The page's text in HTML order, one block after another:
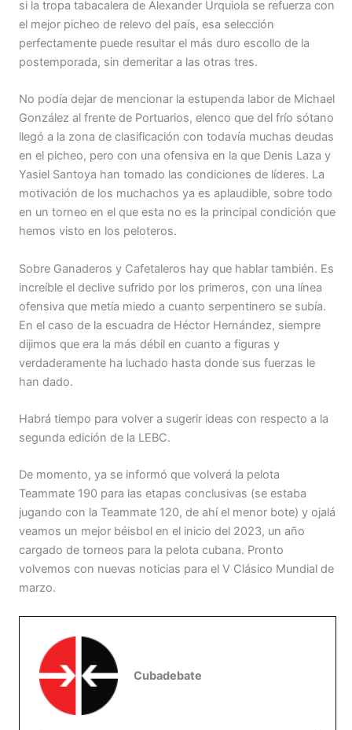
si la tropa tabacalera de Alexander Urquiola se refuerza con
el mejor picheo de relevo del país, esa selección
perfectamente puede resultar el más duro escollo de la
postemporada, sin demeritar a las otras tres.
No podía dejar de mencionar la estupenda labor de Michael
González al frente de Portuarios, elenco que del frío sótano
llegó a la zona de clasificación con todavía muchas deudas
en el picheo, pero con una ofensiva en la que Denis Laza y
Yasiel Santoya han tomado las condiciones de líderes. La
motivación de los muchachos ya es aplaudible, sobre todo
en un torneo en el que esta no es la principal condición que
hemos visto en los peloteros.
Sobre Ganaderos y Cafetaleros hay que hablar también. Es
increíble el declive sufrido por los primeros, con una línea
ofensiva que metía miedo a cuanto serpentinero se subía.
En el caso de la escuadra de Héctor Hernández, siempre
dijimos que era la más débil en cuanto a figuras y
verdaderamente ha luchado hasta donde sus fuerzas le
han dado.
Habrá tiempo para volver a sugerir ideas con respecto a la
segunda edición de la LEBC.
De momento, ya se informó que volverá la pelota
Teammate 190 para las etapas conclusivas (se estaba
jugando con la Teammate 120, de ahí el menor bote) y ojalá
veamos un mejor béisbol en el inicio del 2023, un año
cargado de torneos para la pelota cubana. Pronto
volvemos con nuevas noticias para el V Clásico Mundial de
marzo.
Cubadebate